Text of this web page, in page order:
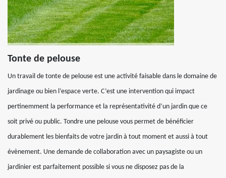
Tonte de pelouse
Un travail de tonte de pelouse est une activité faisable dans le domaine de
jardinage ou bien l’espace verte. C’est une intervention qui impact
pertinemment la performance et la représentativité d’un jardin que ce
soit privé ou public. Tondre une pelouse vous permet de bénéficier
durablement les bienfaits de votre jardin à tout moment et aussi à tout
évènement. Une demande de collaboration avec un paysagiste ou un
jardinier est parfaitement possible si vous ne disposez pas de la